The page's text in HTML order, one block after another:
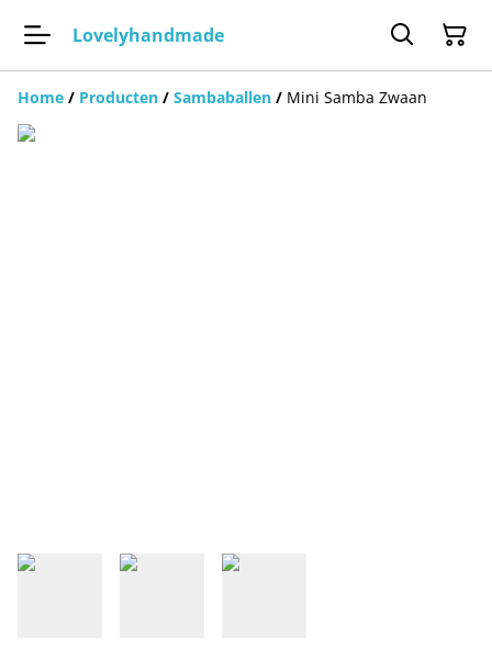
Lovelyhandmade
Home / Producten / Sambaballen / Mini Samba Zwaan